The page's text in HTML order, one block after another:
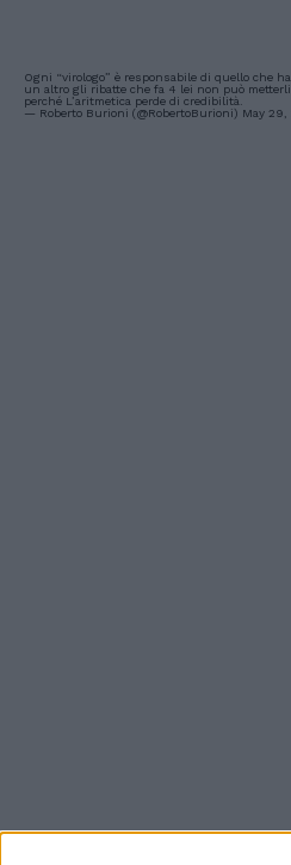
Ogni “virologo” è responsabile di quello che
un altro gli ribatte che fa 4 lei non può
perché L’aritmetica perde di credibilità.
— Roberto Burioni (@RobertoBurioni) May 29,